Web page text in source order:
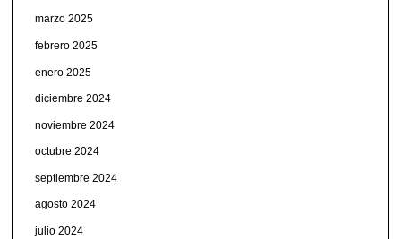
marzo 2025
febrero 2025
enero 2025
diciembre 2024
noviembre 2024
octubre 2024
septiembre 2024
agosto 2024
julio 2024